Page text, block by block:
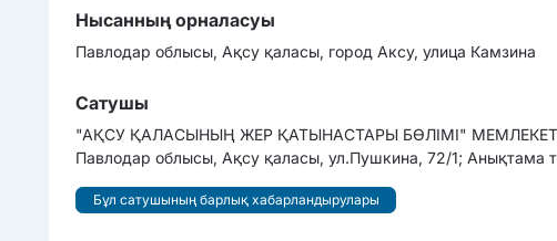
Нысанның орналасуы
Павлодар облысы, Ақсу қаласы, город Аксу, улица Камзина
Сатушы
"АҚСУ ҚАЛАСЫНЫҢ ЖЕР ҚАТЫНАСТАРЫ БӨЛІМІ"
Павлодар облысы, Ақсу қаласы, ул.Пушкина, 72/1;
Бұл сатушының барлық хабарландырулары